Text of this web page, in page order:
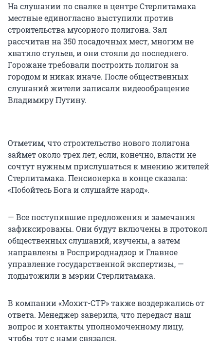
На слушании по свалке в центре Стерлитамака
местные единогласно выступили против
строительства мусорного полигона. Зал
рассчитан на 350 посадочных мест, многим не
хватило стульев, и они стояли до последнего.
Горожане требовали построить полигон за
городом и никак иначе. После общественных
слушаний жители записали видеообращение
Владимиру Путину.
Отметим, что строительство нового полигона
займет около трех лет, если, конечно, власти не
сочтут нужным прислушаться к мнению жителей
Стерлитамака. Пенсионерка в конце сказала:
«Побойтесь Бога и слушайте народ».
— Все поступившие предложения и замечания
зафиксированы. Они будут включены в протокол
общественных слушаний, изучены, а затем
направлены в Росприроднадзор и Главное
управление государственной экспертизы, —
подытожили в мэрии Стерлитамака.
В компании «Мохит-СТР» также воздержались от
ответа. Менеджер заверила, что передаст наш
вопрос и контакты уполномоченному лицу,
чтобы тот с нами связался.